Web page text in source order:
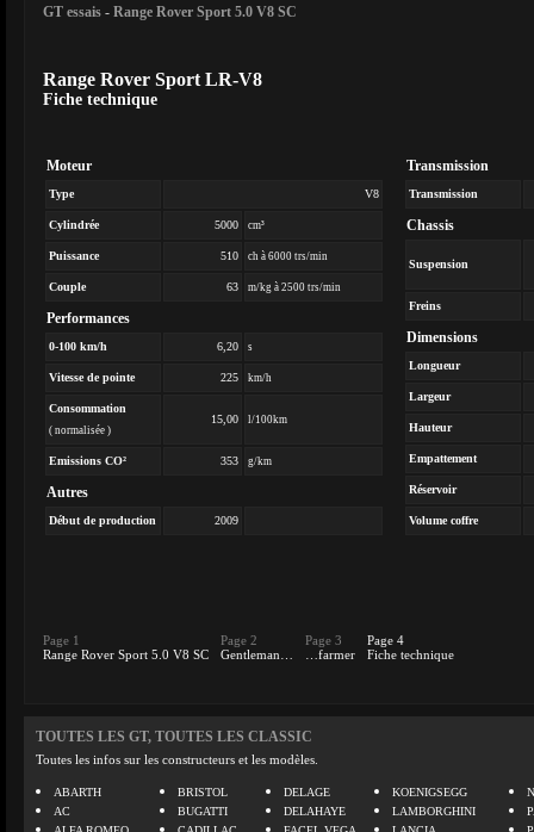
GT essais - Range Rover Sport 5.0 V8 SC
Range Rover Sport LR-V8
Fiche technique
Moteur
Type V8
Cylindrée 5000 cm³
Puissance 510 ch à 6000 trs/min
Couple 63 m/kg à 2500 trs/min
Performances
0-100 km/h 6,20 s
Vitesse de pointe 225 km/h
Consommation
( normalisée )
15,00 l/100km
Emissions CO² 353 g/km
Autres
Début de production 2009
Transmission
Transmission
Chassis
Suspension
Freins
Dimensions
Longueur
Largeur
Hauteur
Empattement
Réservoir
Volume coffre
Page 1
Range Rover Sport 5.0 V8 SC
Page 2
Gentleman…
Page 3
…farmer
Page 4
Fiche technique
TOUTES LES GT, TOUTES LES CLASSIC
Toutes les infos sur les constructeurs et les modèles.
ABARTH
AC
BRISTOL
BUGATTI
DELAGE
DELAHAYE
KOENIGSEGG
LAMBORGHINI